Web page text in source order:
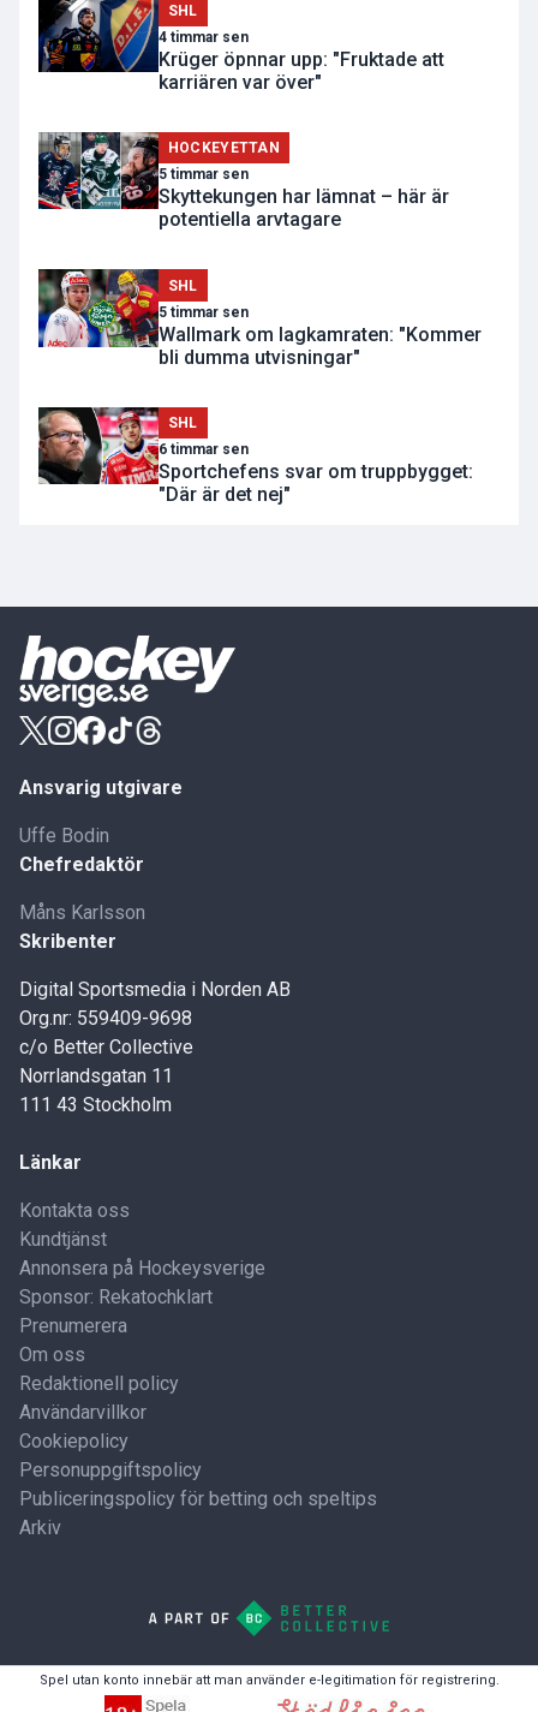
SHL
4 timmar sen
Krüger öpnnar upp: "Fruktade att
karriären var över"
HOCKEYETTAN
5 timmar sen
Skyttekungen har lämnat – här är
potentiella arvtagare
SHL
5 timmar sen
Wallmark om lagkamraten: "Kommer
bli dumma utvisningar"
SHL
6 timmar sen
Sportchefens svar om truppbygget:
"Där är det nej"
Ansvarig utgivare
Uffe Bodin
Chefredaktör
Måns Karlsson
Skribenter
Digital Sportsmedia i Norden AB
Org.nr: 559409-9698
c/o Better Collective
Norrlandsgatan 11
111 43 Stockholm
Länkar
Kontakta oss
Kundtjänst
Annonsera på Hockeysverige
Sponsor: Rekatochklart
Prenumerera
Om oss
Redaktionell policy
Användarvillkor
Cookiepolicy
Personuppgiftspolicy
Publiceringspolicy för betting och speltips
Arkiv
Spel utan konto innebär att man använder e-legitimation för registrering.